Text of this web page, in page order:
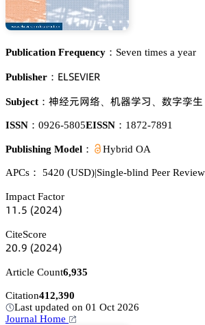
Publication Frequency： Seven times a year
Publisher： 乊欄偌乊妯喊乊葤
Subject： 蘽牴炌㢿謩 诜裱惒妩 㚘庎宯璗
ISSN： 0926-5805EISSN： 1872-7891
Publishing Model： Hybrid OA
APCs： 5420 (USD)|Single-blind Peer Review
Impact Factor
声声.逦 (缗蔡缗鋺)
CiteScore
缗蔡.䟕 (缗蔡缗鋺)
Article Count6,935
Citation412,390
Last updated on 01 Oct 2026
Journal Home